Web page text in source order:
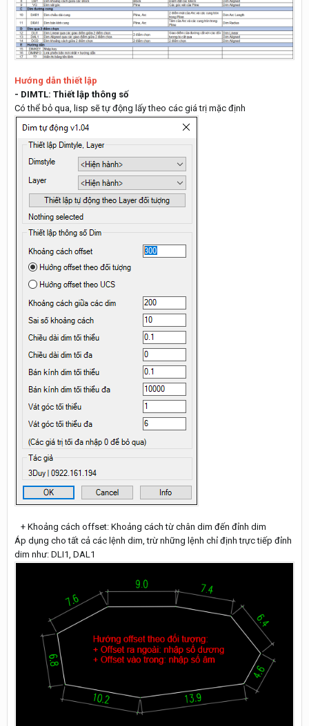
Hướng dẫn thiết lập
- DIMTL: Thiết lập thông số
Có thể bỏ qua, lisp sẽ tự động lấy theo các giá trị mặc định
+ Khoảng cách offset: Khoảng cách từ chân dim đến đỉnh dim
Áp dụng cho tất cả các lệnh dim, trừ những lệnh chỉ định trực tiếp đỉnh
dim như: DLI1, DAL1